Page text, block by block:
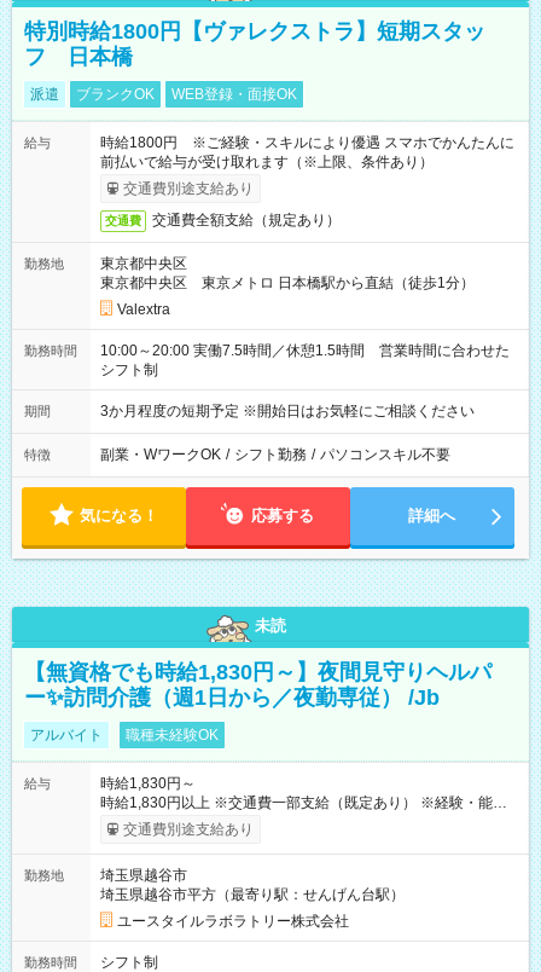
特別時給1800円【ヴァレクストラ】短期スタッ
フ 日本橋
派遣 ブランクOK WEB登録・面接OK
給与
時給1800円 ※ご経験・スキルにより優遇 スマホでかんたんに
前払いで給与が受け取れます（※上限、条件あり）
交通費別途支給あり
交通費 交通費全額支給（規定あり）
勤務地
東京都中央区
東京都中央区 東京メトロ 日本橋駅から直結（徒歩1分）
Valextra
勤務時間
10:00～20:00 実働7.5時間／休憩1.5時間 営業時間に合わせた
シフト制
期間 3か月程度の短期予定 ※開始日はお気軽にご相談ください
特徴 副業・WワークOK / シフト勤務 / パソコンスキル不要
気になる！ 応募する 詳細へ
未読
【無資格でも時給1,830円～】夜間見守りヘルパ
ー✨訪問介護（週1日から／夜勤専従） /Jb
アルバイト 職種未経験OK
給与
時給1,830円～
時給1,830円以上 ※交通費一部支給（既定あり） ※経験・能力を
考慮して決定します 【収入例】 週1回勤務の場合：1,830円×8時
間×4回=5万8,560円 週3回勤務の場合：1,830円×8時間×12回
月 ※ 雇用形態と給与に、本採用時と異なる部分があります。 雇
用形態：本採用時と同じです。 給与：時給 1,660円以上
交通費別途支給あり
勤務地
埼玉県越谷市
埼玉県越谷市平方（最寄り駅：せんげん台駅）
ユースタイルラボラトリー株式会社
勤務時間
シフト制